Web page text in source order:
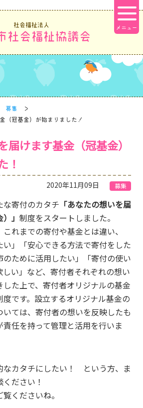
社会福祉法人
社会福祉協議会
募集
（冠基金）が始まりました！
届けます基金（冠基金）
！
2020年11月09日 募集
寄付のカタチ 「あなたの想いを届
」 制度をスタートしました。
れまでの寄付や基金とは違い、
い」「安心できる方法で寄付をした
のために活用したい」「寄付の使い
い」など、寄付者それぞれの想い
た上で、寄付者オリジナルの基金
です。設立するオリジナル基金の
ては、寄付者の想いを反映したも
任を持って管理と活用を行いま
なカタチにしたい！ という方、ま
ださい！
くださいね。